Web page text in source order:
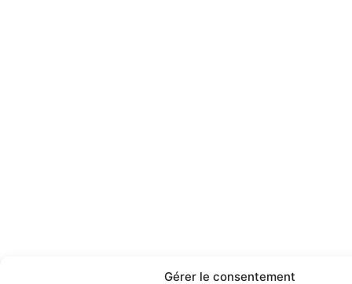
Gérer le consentement